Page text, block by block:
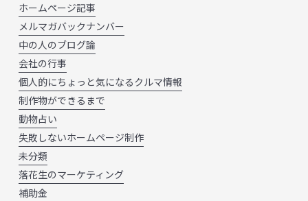
ホームページ記事
メルマガバックナンバー
中の人のブログ論
会社の行事
個人的にちょっと気になるクルマ情報
制作物ができるまで
動物占い
失敗しないホームページ制作
未分類
落花生のマーケティング
補助金